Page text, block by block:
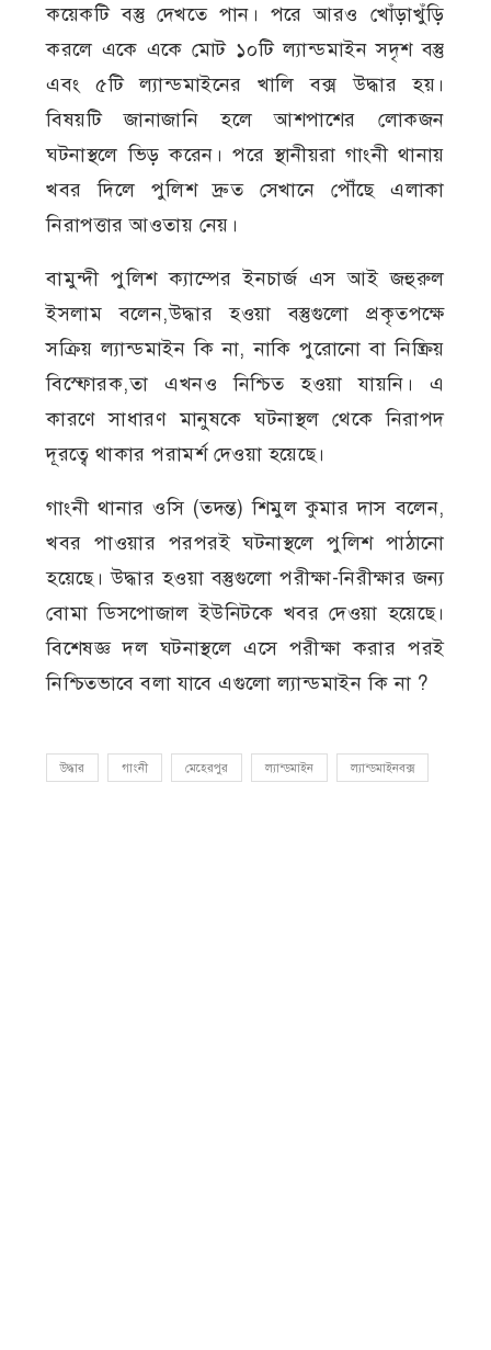
কয়েকটি বস্তু দেখতে পান। পরে আরও খোঁড়াখুঁড়ি
করলে একে একে মোট ১০টি ল্যান্ডমাইন সদৃশ বস্তু
এবং ৫টি ল্যান্ডমাইনের খালি বক্স উদ্ধার হয়।
বিষয়টি জানাজানি হলে আশপাশের লোকজন
ঘটনাস্থলে ভিড় করেন। পরে স্থানীয়রা গাংনী থানায়
খবর দিলে পুলিশ দ্রুত সেখানে পৌঁছে এলাকা
নিরাপত্তার আওতায় নেয়।
বামুন্দী পুলিশ ক্যাম্পের ইনচার্জ এস আই জহুরুল
ইসলাম বলেন,উদ্ধার হওয়া বস্তুগুলো প্রকৃতপক্ষে
সক্রিয় ল্যান্ডমাইন কি না, নাকি পুরোনো বা নিষ্ক্রিয়
বিস্ফোরক,তা এখনও নিশ্চিত হওয়া যায়নি। এ
কারণে সাধারণ মানুষকে ঘটনাস্থল থেকে নিরাপদ
দূরত্বে থাকার পরামর্শ দেওয়া হয়েছে।
গাংনী থানার ওসি (তদন্ত) শিমুল কুমার দাস বলেন,
খবর পাওয়ার পরপরই ঘটনাস্থলে পুলিশ পাঠানো
হয়েছে। উদ্ধার হওয়া বস্তুগুলো পরীক্ষা-নিরীক্ষার জন্য
বোমা ডিসপোজাল ইউনিটকে খবর দেওয়া হয়েছে।
বিশেষজ্ঞ দল ঘটনাস্থলে এসে পরীক্ষা করার পরই
নিশ্চিতভাবে বলা যাবে এগুলো ল্যান্ডমাইন কি না ?
উদ্ধার গাংনী মেহেরপুর ল্যান্ডমাইন ল্যান্ডমাইনবক্স